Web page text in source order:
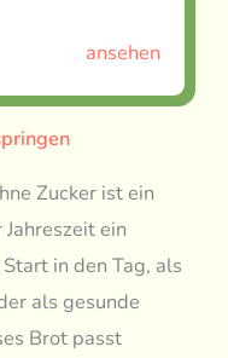
ansehen
Zucker ist ein
ein
in den Tag, als
als gesunde
Brot passt